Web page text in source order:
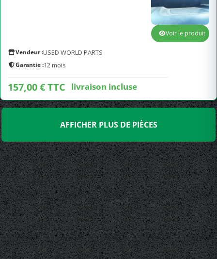
Vendeur :USED WORLD PARTS
Garantie :12 mois
157,00 € TTC livraison incluse
Voir le produit
AFFICHER PLUS DE PIÈCES